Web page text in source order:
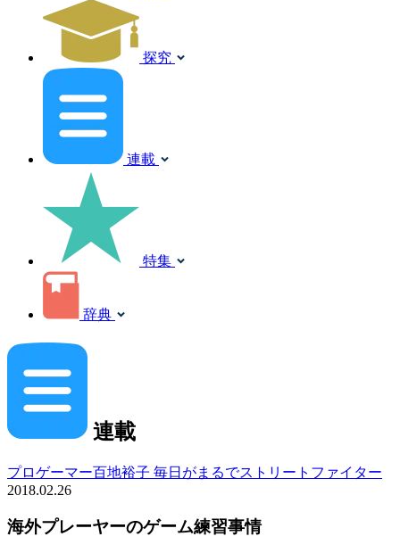
探究
連載
特集
辞典
連載
プロゲーマー百地裕子 毎日がまるでストリートファイター
2018.02.26
海外プレーヤーのゲーム練習事情